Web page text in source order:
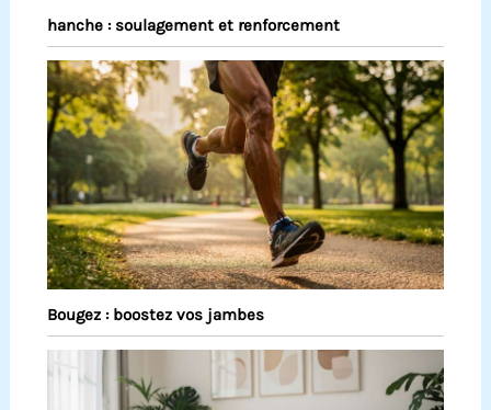
hanche : soulagement et renforcement
Bougez : boostez vos jambes